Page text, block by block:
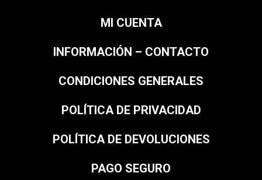
MI CUENTA
INFORMACIÓN – CONTACTO
CONDICIONES GENERALES
POLÍTICA DE PRIVACIDAD
POLÍTICA DE DEVOLUCIONES
PAGO SEGURO